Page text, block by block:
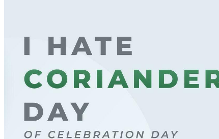
Motion Graphics
Redaktionelle Bilder
Redaktionelle Ereignisse